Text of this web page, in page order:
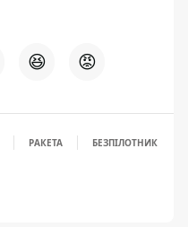
😆 😡
РАКЕТА БЕЗПІЛОТНИК